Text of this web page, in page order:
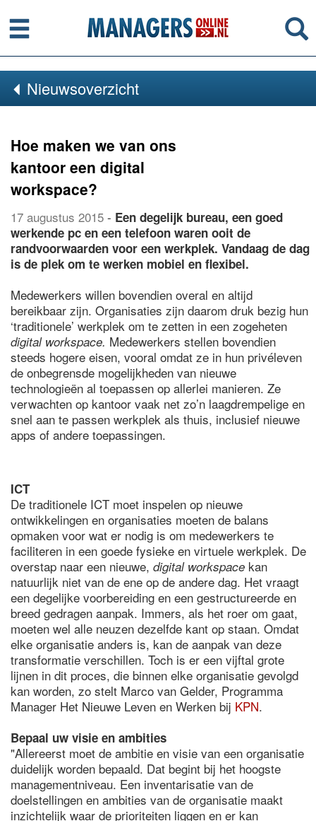
Menu
Nieuwsoverzicht
Hoe maken we van ons
kantoor een digital
workspace?
17 augustus 2015 - Een degelijk bureau, een goed
werkende pc en een telefoon waren ooit de
randvoorwaarden voor een werkplek. Vandaag de dag
is de plek om te werken mobiel en flexibel.
Medewerkers willen bovendien overal en altijd
bereikbaar zijn. Organisaties zijn daarom druk bezig hun
‘traditionele’ werkplek om te zetten in een zogeheten
digital workspace. Medewerkers stellen bovendien
steeds hogere eisen, vooral omdat ze in hun privéleven
de onbegrensde mogelijkheden van nieuwe
technologieën al toepassen op allerlei manieren. Ze
verwachten op kantoor vaak net zo’n laagdrempelige en
snel aan te passen werkplek als thuis, inclusief nieuwe
apps of andere toepassingen.
ICT
De traditionele ICT moet inspelen op nieuwe
ontwikkelingen en organisaties moeten de balans
opmaken voor wat er nodig is om medewerkers te
faciliteren in een goede fysieke en virtuele werkplek. De
overstap naar een nieuwe, digital workspace kan
natuurlijk niet van de ene op de andere dag. Het vraagt
een degelijke voorbereiding en een gestructureerde en
breed gedragen aanpak. Immers, als het roer om gaat,
moeten wel alle neuzen dezelfde kant op staan. Omdat
elke organisatie anders is, kan de aanpak van deze
transformatie verschillen. Toch is er een vijftal grote
lijnen in dit proces, die binnen elke organisatie gevolgd
kan worden, zo stelt Marco van Gelder, Programma
Manager Het Nieuwe Leven en Werken bij KPN.
Bepaal uw visie en ambities
"Allereerst moet de ambitie en visie van een organisatie
duidelijk worden bepaald. Dat begint bij het hoogste
managementniveau. Een inventarisatie van de
doelstellingen en ambities van de organisatie maakt
inzichtelijk waar de prioriteiten liggen en er kan